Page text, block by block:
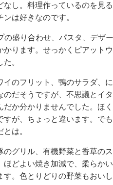
なし。料理作っているのを見
は好きなのです。
盛り合わせ、パスタ、デザー
ります。せっかくピアット
。
のフリット、鴨のサラダ、
だそうですが、不思議とイ
か分かりませんでした。ほく
すが、ちょっと違います。で
は。
のグリル、有機野菜と香草の
ほどよい焼き加減で、柔らか
。色とりどりの野菜もおい